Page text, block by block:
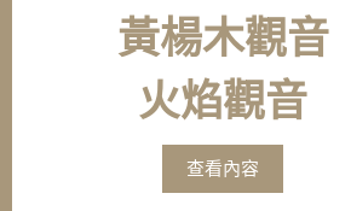
黃楊木觀音
火焰觀音
查看內容